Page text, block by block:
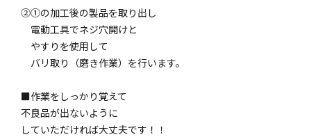
②①の加工後の製品を取り出し
電動工具でネジ穴開けと
やすりを使用して
バリ取り（磨き作業）を行います。
■作業をしっかり覚えて
不良品が出ないように
していただければ大丈夫です！！